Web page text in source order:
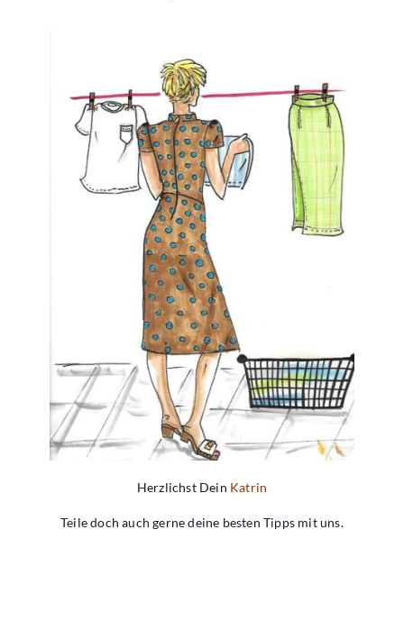
Herzlichst Dein Katrin
Teile doch auch gerne deine besten Tipps mit uns.